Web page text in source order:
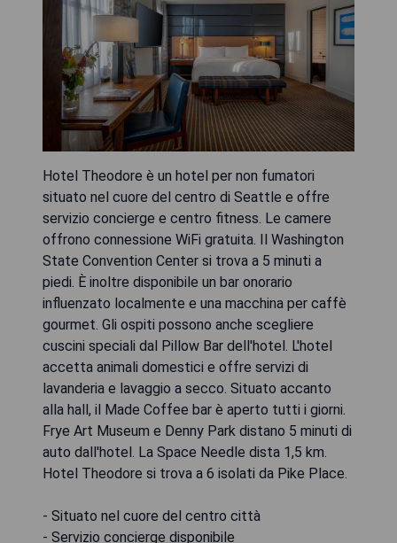
Hotel Theodore è un hotel per non fumatori
situato nel cuore del centro di Seattle e offre
servizio concierge e centro fitness. Le camere
offrono connessione WiFi gratuita. Il Washington
State Convention Center si trova a 5 minuti a
piedi. È inoltre disponibile un bar onorario
influenzato localmente e una macchina per caffè
gourmet. Gli ospiti possono anche scegliere
cuscini speciali dal Pillow Bar dell'hotel. L'hotel
accetta animali domestici e offre servizi di
lavanderia e lavaggio a secco. Situato accanto
alla hall, il Made Coffee bar è aperto tutti i giorni.
Frye Art Museum e Denny Park distano 5 minuti di
auto dall'hotel. La Space Needle dista 1,5 km.
Hotel Theodore si trova a 6 isolati da Pike Place.
- Situato nel cuore del centro città
- Servizio concierge disponibile